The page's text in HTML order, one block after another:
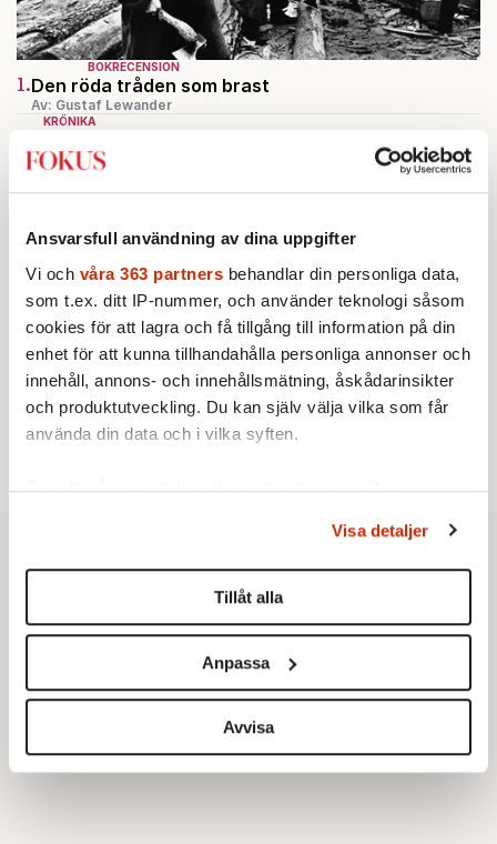
Ansvarsfull användning av dina uppgifter
Vi och våra 363 partners behandlar din personliga data,
som t.ex. ditt IP-nummer, och använder teknologi såsom
cookies för att lagra och få tillgång till information på din
enhet för att kunna tillhandahålla personliga annonser och
innehåll, annons- och innehållsmätning, åskådarinsikter
och produktutveckling. Du kan själv välja vilka som får
använda din data och i vilka syften.
Ta reda på mer om hur dina personliga uppgifter
Du kan ändra eller dra tillbaka ditt samtycke när som
helst från cookie-förklaringen.
Vi använder enhetsidentifierare för att anpassa innehållet
för sociala medier och analysera vår trafik. Vi
vidarebefordrar även sådana identifierare och annan
information från din enhet till de sociala medier och
annons- och analysföretag som vi samarbetar med.
Visa detaljer
Tillåt alla
Anpassa
Avvisa
BOKRECENSION
1.Den röda tråden som brast
Av: Gustaf Lewander
KRÖNIKA
franska civilisationen
3.
ursprungsbefolkningen i Filipstad
KRÖNIKA
4.Nina Lekander:På ”Kommunisthögskolan” drömde
alla om att vara arbetarklass
INRIKES
5.Vattenbristen är här – men var femte liter läcker
ut
Av: Susanne Gäre
KRÖNIKA
6.Sakine Madon:Efter islamistdådet oroar sig
vänstern för Agnes Wold